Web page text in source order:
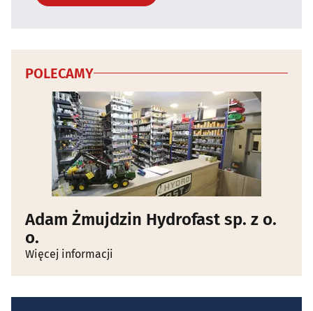
POLECAMY
Adam Żmujdzin Hydrofast sp. z o.
o.
Więcej informacji